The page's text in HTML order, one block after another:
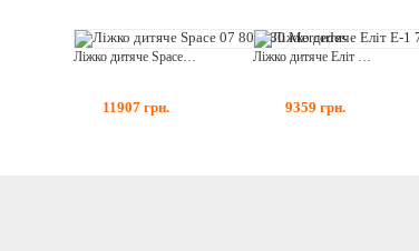
11907 грн. 9359 грн.